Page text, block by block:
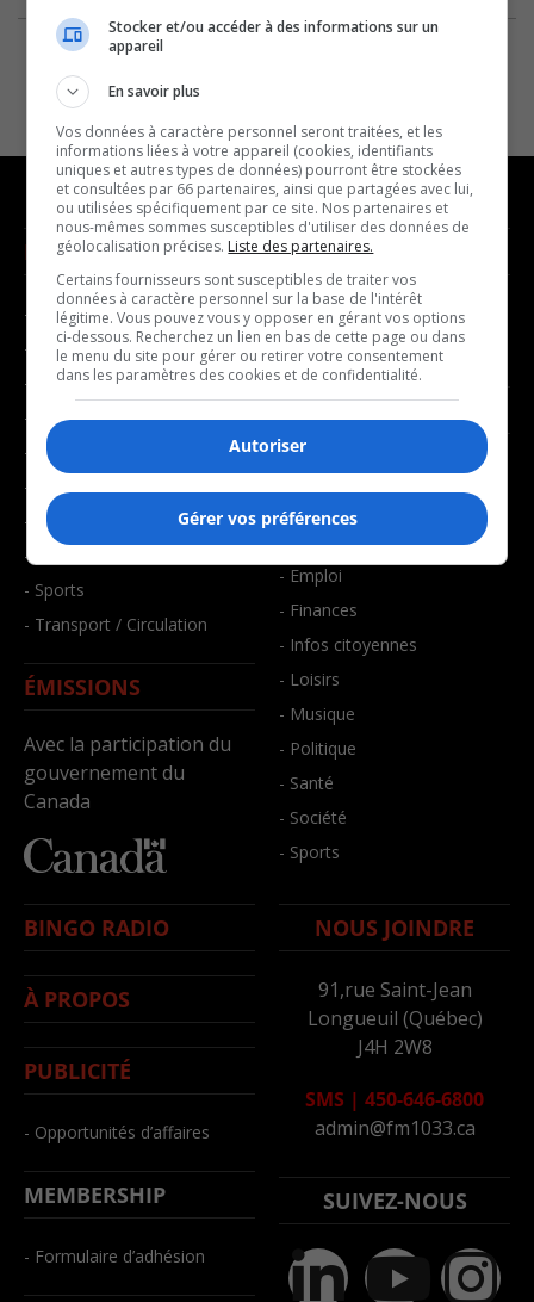
NOUVELLES
- Affaires municipales
- Communauté / Social
- Culture
- Économie
- Éducation
- Environnement
- Faits divers
- Santé et bien-être
- Sports
- Transport / Circulation
ÉMISSIONS
Avec la participation du
gouvernement du
Canada
MUSIQUE
- Décompte franco
- Joué récemment
BALADOS
- Affaires
- Art de vivre
- Bien-être
- Emploi
- Finances
- Infos citoyennes
- Loisirs
- Musique
- Politique
- Santé
- Société
- Sports
BINGO RADIO
À PROPOS
PUBLICITÉ
- Opportunités d’affaires
MEMBERSHIP
- Formulaire d’adhésion
NOUS JOINDRE
91,rue Saint-Jean
Longueuil (Québec)
J4H 2W8
SMS | 450-646-6800
admin@fm1033.ca
SUIVEZ-NOUS
Stocker et/ou accéder à des informations sur un
appareil
En savoir plus
Vos données à caractère personnel seront traitées, et les
informations liées à votre appareil (cookies, identifiants
uniques et autres types de données) pourront être stockées
et consultées par 66 partenaires, ainsi que partagées avec lui,
ou utilisées spécifiquement par ce site. Nos partenaires et
nous-mêmes sommes susceptibles d'utiliser des données de
géolocalisation précises. Liste des partenaires.
Certains fournisseurs sont susceptibles de traiter vos
données à caractère personnel sur la base de l'intérêt
légitime. Vous pouvez vous y opposer en gérant vos options
ci-dessous. Recherchez un lien en bas de cette page ou dans
le menu du site pour gérer ou retirer votre consentement
dans les paramètres des cookies et de confidentialité.
Autoriser
Gérer vos préférences